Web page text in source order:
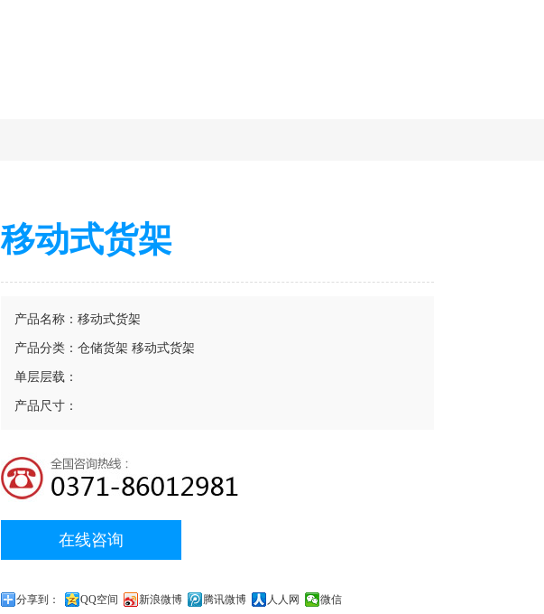
移动式货架
产品名称：移动式货架
产品分类：仓储货架 移动式货架
单层层载：
产品尺寸：
在线咨询
分享到： QQ空间 新浪微博 腾讯微博 人人网 微信